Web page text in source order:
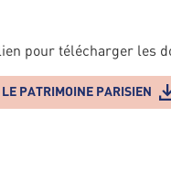
pour télécharger les
PATRIMOINE PARISIEN